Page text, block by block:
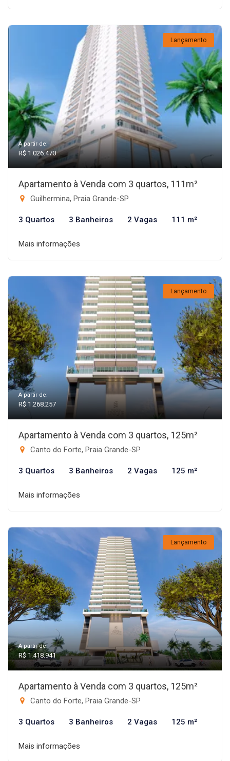
Lançamento
A partir de:
R$ 1.026.470
Apartamento à Venda com 3 quartos, 111m²
Guilhermina, Praia Grande-SP
3 Quartos 3 Banheiros 2 Vagas 111 m²
Mais informações
Lançamento
A partir de:
R$ 1.268.257
Apartamento à Venda com 3 quartos, 125m²
Canto do Forte, Praia Grande-SP
3 Quartos 3 Banheiros 2 Vagas 125 m²
Mais informações
Lançamento
A partir de:
R$ 1.418.941
Apartamento à Venda com 3 quartos, 125m²
Canto do Forte, Praia Grande-SP
3 Quartos 3 Banheiros 2 Vagas 125 m²
Mais informações